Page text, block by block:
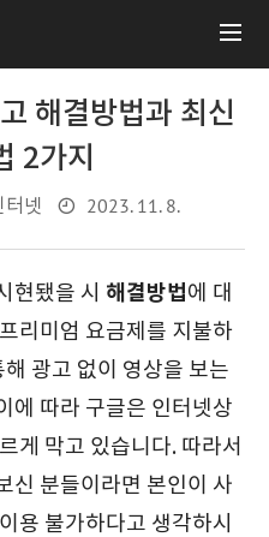
해결방법과 최신
2가지
터넷 2023. 11. 8.
현됐을 시 해결방법에 대
리미엄 요금제를 지불하
광고 없이 영상을 보는
에 따라 구글은 인터넷상
게 막고 있습니다. 따라서
신 분들이라면 본인이 사
용 불가하다고 생각하시